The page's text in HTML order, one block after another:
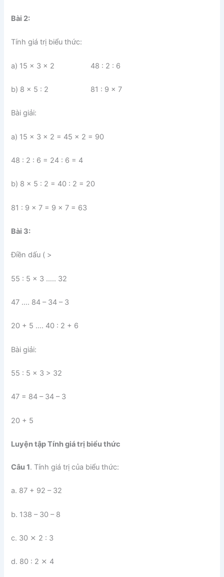
Bài 2:
Tính giá trị biểu thức:
a) 15 x 3 x 2 48 : 2 : 6
b) 8 x 5 : 2 81 : 9 x 7
Bài giải:
a) 15 x 3 x 2 = 45 x 2 = 90
48 : 2 : 6 = 24 : 6 = 4
b) 8 x 5 : 2 = 40 : 2 = 20
81 : 9 x 7 = 9 x 7 = 63
Bài 3:
Điền dấu ( >
55 : 5 x 3 ….. 32
47 …. 84 – 34 – 3
20 + 5 …. 40 : 2 + 6
Bài giải:
55 : 5 x 3 > 32
47 = 84 – 34 – 3
20 + 5
Luyện tập Tính giá trị biểu thức
Câu 1. Tính giá trị của biểu thức:
a. 87 + 92 – 32
b. 138 – 30 – 8
c. 30 ⨯ 2 : 3
d. 80 : 2 ⨯ 4